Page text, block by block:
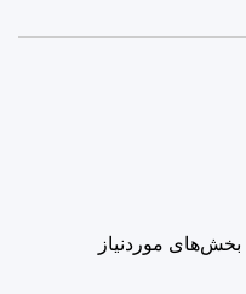
بخش‌های موردنیاز